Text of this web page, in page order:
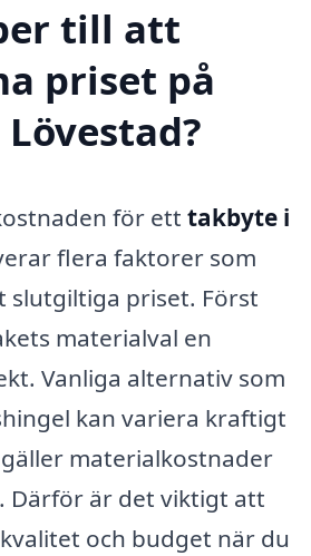
till att
priset på
för ett takbyte i
flera faktorer som
slutgiltiga priset. Först
materialval en
Vanliga alternativ som
kan variera kraftigt
materialkostnader
Därför är det viktigt att
och budget när du